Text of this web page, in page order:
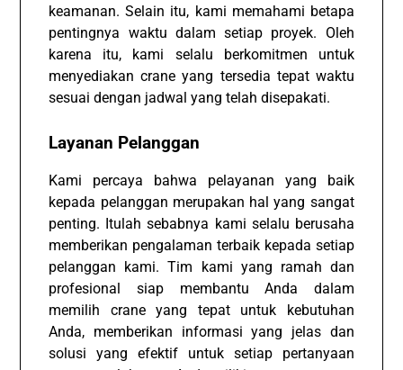
keamanan. Selain itu, kami memahami betapa
pentingnya waktu dalam setiap proyek. Oleh
karena itu, kami selalu berkomitmen untuk
menyediakan crane yang tersedia tepat waktu
sesuai dengan jadwal yang telah disepakati.
Layanan Pelanggan
Kami percaya bahwa pelayanan yang baik
kepada pelanggan merupakan hal yang sangat
penting. Itulah sebabnya kami selalu berusaha
memberikan pengalaman terbaik kepada setiap
pelanggan kami. Tim kami yang ramah dan
profesional siap membantu Anda dalam
memilih crane yang tepat untuk kebutuhan
Anda, memberikan informasi yang jelas dan
solusi yang efektif untuk setiap pertanyaan